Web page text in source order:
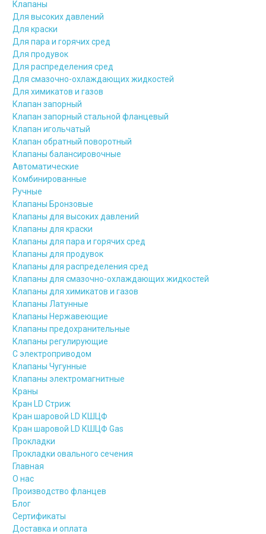
Клапаны
Для высоких давлений
Для краски
Для пара и горячих сред
Для продувок
Для распределения сред
Для смазочно-охлаждающих жидкостей
Для химикатов и газов
Клапан запорный
Клапан запорный стальной фланцевый
Клапан игольчатый
Клапан обратный поворотный
Клапаны балансировочные
Автоматические
Комбинированные
Ручные
Клапаны Бронзовые
Клапаны для высоких давлений
Клапаны для краски
Клапаны для пара и горячих сред
Клапаны для продувок
Клапаны для распределения сред
Клапаны для смазочно-охлаждающих жидкостей
Клапаны для химикатов и газов
Клапаны Латунные
Клапаны Нержавеющие
Клапаны предохранительные
Клапаны регулирующие
С электроприводом
Клапаны Чугунные
Клапаны электромагнитные
Краны
Кран LD Стриж
Кран шаровой LD КШЦФ
Кран шаровой LD КШЦФ Gas
Прокладки
Прокладки овального сечения
Главная
О нас
Производство фланцев
Блог
Сертификаты
Доставка и оплата